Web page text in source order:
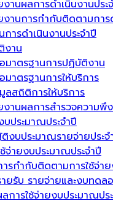
งานผลการดำเนินงานประ
งานการกำกับติดตามการ
การดำเนินงานประจำปี
งาน
มาตรฐานการปฏิบัติงาน
มาตรฐานการให้บริการ
ลสถิติการให้บริการ
งานผลการสำรวจความพึ
บประมาณประจำปี
บประมาณรายจ่ายประจ
จ่ายงบประมาณประจำปี
รกำกับติดตามการใช้จ่า
ยรับ รายจ่ายและงบทดล
การใช้จ่ายงบประมาณปร